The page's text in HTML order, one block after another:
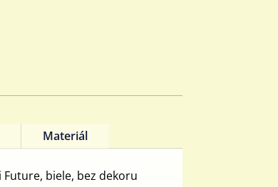
Materiál
biele, bez dekoru